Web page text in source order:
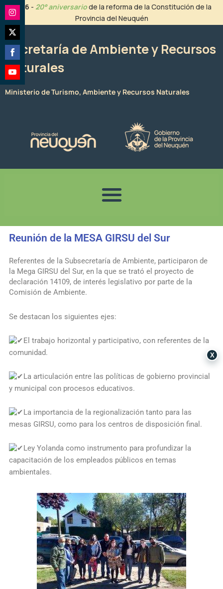
contenido
2026 - 20° aniversariode la reforma de la Constitución de la
Provincia del Neuquén
Secretaría de Ambiente y Recursos
Naturales
Ministerio de Turismo, Ambiente y Recursos Naturales
Reunión de la MESA GIRSU del Sur
Referentes de la Subsecretaría de Ambiente, participaron de
la Mega GIRSU del Sur, en la que se trató el proyecto de
declaración 14109, de interés legislativo por parte de la
Comisión de Ambiente.
Se destacan los siguientes ejes:
El trabajo horizontal y participativo, con referentes de la
comunidad.
La articulación entre las políticas de gobierno provincial
y municipal con procesos educativos.
La importancia de la regionalización tanto para las
mesas GIRSU, como para los centros de disposición final.
Ley Yolanda como instrumento para profundizar la
capacitación de los empleados públicos en temas
ambientales.
Share
on
Instagram
Share
on
Twitter
Share
on
Facebook
Share
on
X